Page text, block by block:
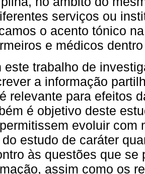
serviços ou
o acento tónico
e médicos
este trabalho de
a informação
relevante para efeitos
é objetivo deste
evoluir com
estudo de caráter
às questões que se
assim como os